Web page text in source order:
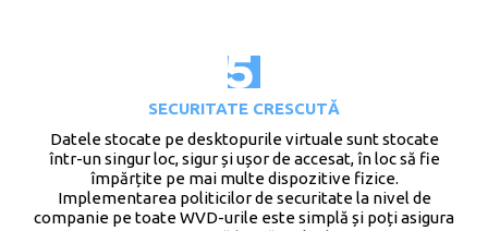
SECURITATE CRESCUTĂ
Datele stocate pe desktopurile virtuale sunt stocate
într-un singur loc, sigur și ușor de accesat, în loc să fie
împărțite pe mai multe dispozitive fizice.
Implementarea politicilor de securitate la nivel de
companie pe toate WVD-urile este simplă și poți asigura